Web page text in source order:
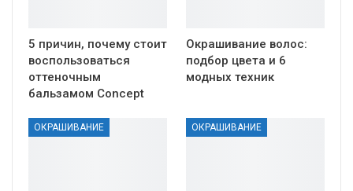
5 причин, почему стоит
воспользоваться
оттеночным
бальзамом Concept
Окрашивание волос:
подбор цвета и 6
модных техник
ОКРАШИВАНИЕ ОКРАШИВАНИЕ